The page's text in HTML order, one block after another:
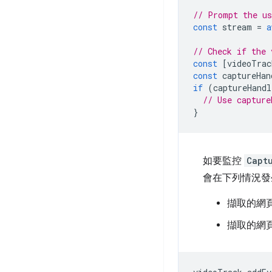
// Prompt the
const stream =
// Check if the
const
[
const
if (
// Use
}
如要監控
會在下列情況
擷取的網
擷取的網